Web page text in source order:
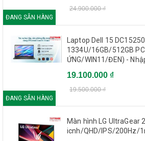
ĐANG SẴN HÀNG
24.900.000 ₫
ĐANG SẴN HÀNG
Laptop Dell 15
1334U/16GB/512GB
ỨNG/WIN11/ĐEN) -
19.100.000 ₫
19.500.000 ₫
Màn hình LG UltraGear
icnh/QHD/IPS/200Hz/